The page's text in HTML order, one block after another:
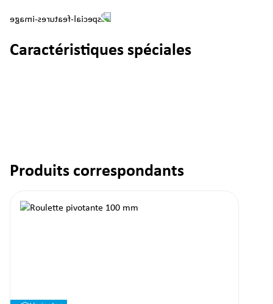
Caractéristiques spéciales
Ignorer la galerie de produits
Produits correspondants